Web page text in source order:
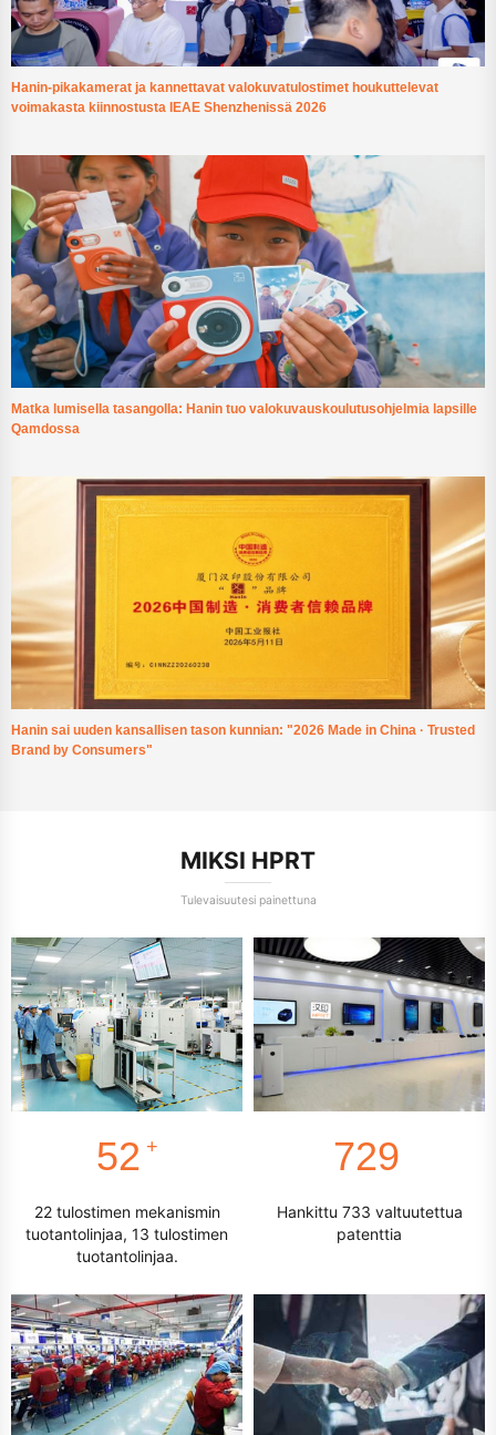
Hanin-pikakamerat ja kannettavat valokuvatulostimet houkuttelevat
voimakasta kiinnostusta IEAE Shenzhenissä 2026
Matka lumisella tasangolla: Hanin tuo valokuvauskoulutusohjelmia lapsille
Qamdossa
Hanin sai uuden kansallisen tason kunnian: "2026 Made in China · Trusted
Brand by Consumers"
MIKSI HPRT
Tulevaisuutesi painettuna
56 +
22 tulostimen mekanismin
tuotantolinjaa, 13 tulostimen
tuotantolinjaa.
781
Hankittu 733 valtuutettua
patenttia